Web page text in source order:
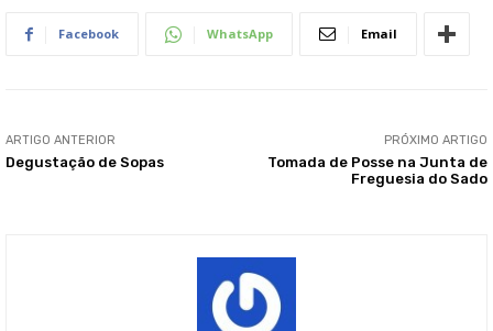
Facebook WhatsApp Email
ARTIGO ANTERIOR
Degustação de Sopas
PRÓXIMO ARTIGO
Tomada de Posse na Junta de
Freguesia do Sado